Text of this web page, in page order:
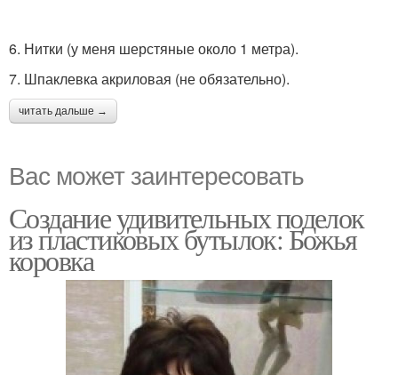
6. Нитки (у меня шерстяные около 1 метра).
7. Шпаклевка акриловая (не обязательно).
читать дальше →
Вас может заинтересовать
Создание удивительных поделок
из пластиковых бутылок: Божья
коровка